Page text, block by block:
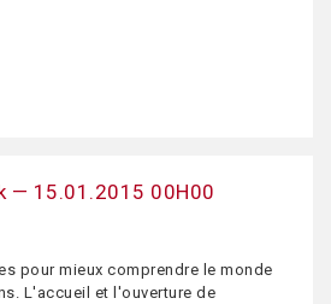
— 15.01.2015 00H00
pour mieux comprendre le monde
L'accueil et l'ouverture de